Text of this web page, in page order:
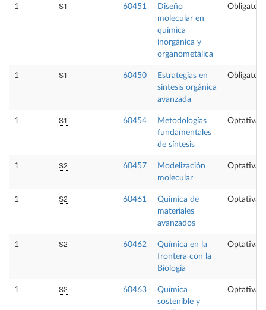
1 S1 60451
Diseño
molecular en
química
inorgánica y
organometálica
1 S1 60450
Estrategias en
síntesis orgánica
avanzada
1 S1 60454
Metodologías
fundamentales
de síntesis
Optativa
1 S2 60457
Modelización
molecular
Optativa
1 S2 60461
Química de
materiales
avanzados
Optativa
1 S2 60462
Química en la
frontera con la
Biología
Optativa
1 S2 60463
Química
sostenible y
Optativa